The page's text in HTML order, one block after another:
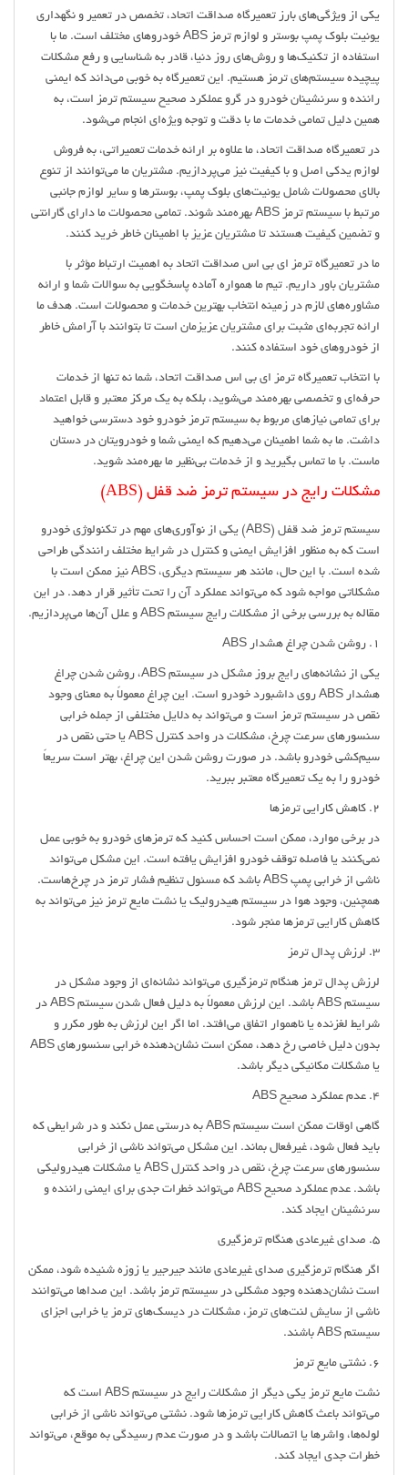
یکی از ویژگی‌های بارز تعمیرگاه صداقت اتحاد، تخصص در تعمیر و نگهداری
یونیت بلوک پمپ بوستر و لوازم ترمز ABS خودروهای مختلف است. ما با
استفاده از تکنیک‌ها و روش‌های روز دنیا، قادر به شناسایی و رفع مشکلات
پیچیده سیستم‌های ترمز هستیم. این تعمیرگاه به خوبی می‌داند که ایمنی
راننده و سرنشینان خودرو در گرو عملکرد صحیح سیستم ترمز است، به
همین دلیل تمامی خدمات ما با دقت و توجه ویژه‌ای انجام می‌شود.
در تعمیرگاه صداقت اتحاد، ما علاوه بر ارائه خدمات تعمیراتی، به فروش
لوازم یدکی اصل و با کیفیت نیز می‌پردازیم. مشتریان ما می‌توانند از تنوع
بالای محصولات شامل یونیت‌های بلوک پمپ، بوسترها و سایر لوازم جانبی
مرتبط با سیستم ترمز ABS بهره‌مند شوند. تمامی محصولات ما دارای گارانتی
و تضمین کیفیت هستند تا مشتریان عزیز با اطمینان خاطر خرید کنند.
ما در تعمیرگاه ترمز ای بی اس صداقت اتحاد به اهمیت ارتباط مؤثر با
مشتریان باور داریم. تیم ما همواره آماده پاسخگویی به سوالات شما و ارائه
مشاوره‌های لازم در زمینه انتخاب بهترین خدمات و محصولات است. هدف ما
ارائه تجربه‌ای مثبت برای مشتریان عزیزمان است تا بتوانند با آرامش خاطر
از خودروهای خود استفاده کنند.
با انتخاب تعمیرگاه ترمز ای بی اس صداقت اتحاد، شما نه تنها از خدمات
حرفه‌ای و تخصصی بهره‌مند می‌شوید، بلکه به یک مرکز معتبر و قابل اعتماد
برای تمامی نیازهای مربوط به سیستم ترمز خودرو خود دسترسی خواهید
داشت. ما به شما اطمینان می‌دهیم که ایمنی شما و خودرویتان در دستان
ماست. با ما تماس بگیرید و از خدمات بی‌نظیر ما بهره‌مند شوید.
مشکلات رایج در سیستم ترمز ضد قفل (ABS)
سیستم ترمز ضد قفل (ABS) یکی از نوآوری‌های مهم در تکنولوژی خودرو
است که به منظور افزایش ایمنی و کنترل در شرایط مختلف رانندگی طراحی
شده است. با این حال، مانند هر سیستم دیگری، ABS نیز ممکن است با
مشکلاتی مواجه شود که می‌تواند عملکرد آن را تحت تأثیر قرار دهد. در این
مقاله به بررسی برخی از مشکلات رایج سیستم ABS و علل آن‌ها می‌پردازیم.
1. روشن شدن چراغ هشدار ABS
یکی از نشانه‌های رایج بروز مشکل در سیستم ABS، روشن شدن چراغ
هشدار ABS روی داشبورد خودرو است. این چراغ معمولاً به معنای وجود
نقص در سیستم ترمز است و می‌تواند به دلایل مختلفی از جمله خرابی
سنسورهای سرعت چرخ، مشکلات در واحد کنترل ABS یا حتی نقص در
سیم‌کشی خودرو باشد. در صورت روشن شدن این چراغ، بهتر است سریعاً
خودرو را به یک تعمیرگاه معتبر ببرید.
2. کاهش کارایی ترمزها
در برخی موارد، ممکن است احساس کنید که ترمزهای خودرو به خوبی عمل
نمی‌کنند یا فاصله توقف خودرو افزایش یافته است. این مشکل می‌تواند
ناشی از خرابی پمپ ABS باشد که مسئول تنظیم فشار ترمز در چرخ‌هاست.
همچنین، وجود هوا در سیستم هیدرولیک یا نشت مایع ترمز نیز می‌تواند به
کاهش کارایی ترمزها منجر شود.
3. لرزش پدال ترمز
لرزش پدال ترمز هنگام ترمزگیری می‌تواند نشانه‌ای از وجود مشکل در
سیستم ABS باشد. این لرزش معمولاً به دلیل فعال شدن سیستم ABS در
شرایط لغزنده یا ناهموار اتفاق می‌افتد. اما اگر این لرزش به طور مکرر و
بدون دلیل خاصی رخ دهد، ممکن است نشان‌دهنده خرابی سنسورهای ABS
یا مشکلات مکانیکی دیگر باشد.
4. عدم عملکرد صحیح ABS
گاهی اوقات ممکن است سیستم ABS به درستی عمل نکند و در شرایطی که
باید فعال شود، غیرفعال بماند. این مشکل می‌تواند ناشی از خرابی
سنسورهای سرعت چرخ، نقص در واحد کنترل ABS یا مشکلات هیدرولیکی
باشد. عدم عملکرد صحیح ABS می‌تواند خطرات جدی برای ایمنی راننده و
سرنشینان ایجاد کند.
5. صدای غیرعادی هنگام ترمزگیری
اگر هنگام ترمزگیری صدای غیرعادی مانند جیرجیر یا زوزه شنیده شود، ممکن
است نشان‌دهنده وجود مشکلی در سیستم ترمز باشد. این صداها می‌توانند
ناشی از سایش لنت‌های ترمز، مشکلات در دیسک‌های ترمز یا خرابی اجزای
سیستم ABS باشند.
6. نشتی مایع ترمز
نشت مایع ترمز یکی دیگر از مشکلات رایج در سیستم ABS است که
می‌تواند باعث کاهش کارایی ترمزها شود. نشتی می‌تواند ناشی از خرابی
لوله‌ها، واشرها یا اتصالات باشد و در صورت عدم رسیدگی به موقع، می‌تواند
خطرات جدی ایجاد کند.